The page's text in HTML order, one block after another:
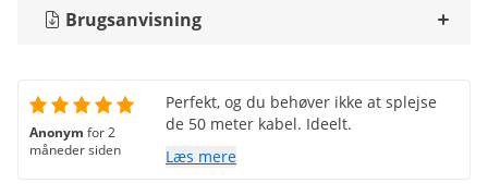
Brugsanvisning
Anonym for 2
måneder siden
Perfekt, og du behøver ikke at splejse
de 50 meter kabel. Ideelt.
Læs mere